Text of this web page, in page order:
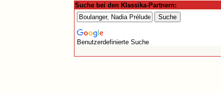
Suche bei den Klassika-Partnern:
Benutzerdefinierte Suche